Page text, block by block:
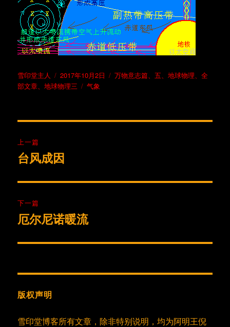
作
者
雪印堂主人
发
布
2017年10月2日
分
万物意志篇 、五、地球物理 、全
部文章 、地球物理三
标
气象
章
航
上一篇
上
文
章：
台风成因
下一篇
下
文
厄尔尼诺暖流
版权声明
雪印堂博客所有文章，除非特别说明，均为阿明王倪